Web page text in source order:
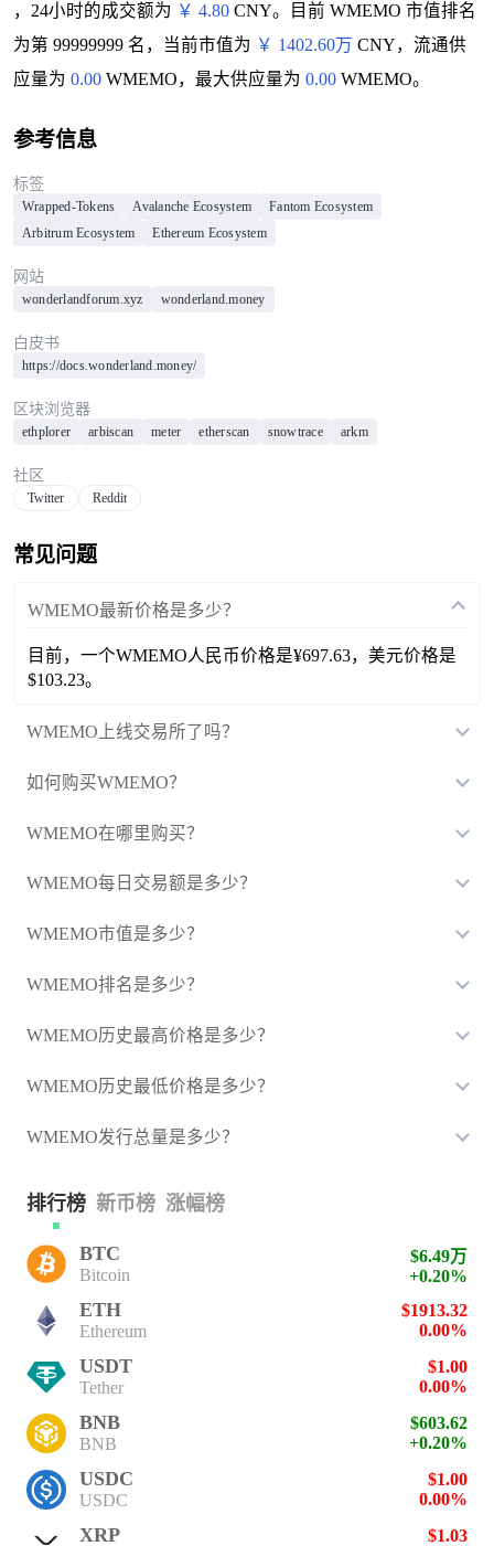
，24小时的成交额为 ￥ 4.80CNY。目前 WMEMO 市值排名
为第 99999999 名，当前市值为 ￥ 1402.60万 CNY，流通供
应量为 0.00WMEMO，最大供应量为 0.00WMEMO。
参考信息
标签
Wrapped-Tokens Avalanche Ecosystem
Fantom Ecosystem
Arbitrum Ecosystem
Ethereum Ecosystem
网站
wonderlandforum.xyz wonderland.money
白皮书
https://docs.wonderland.money/
区块浏览器
ethplorer arbiscan meter etherscan snowtrace arkm
社区
Twitter Reddit
常见问题
WMEMO最新价格是多少？
目前，一个WMEMO人民币价格是¥697.63，美元价格是
$103.23。
WMEMO上线交易所了吗？
如何购买WMEMO？
WMEMO在哪里购买？
WMEMO每日交易额是多少？
WMEMO市值是多少？
WMEMO排名是多少？
WMEMO历史最高价格是多少？
WMEMO历史最低价格是多少？
WMEMO发行总量是多少？
排行榜 新币榜 涨幅榜
BTC
Bitcoin
$6.49万
+0.20%
ETH
Ethereum
$1913.32
0.00%
USDT
Tether
$1.00
0.00%
BNB
BNB
$603.62
+0.20%
USDC
USDC
$1.00
0.00%
XRP
$1.03